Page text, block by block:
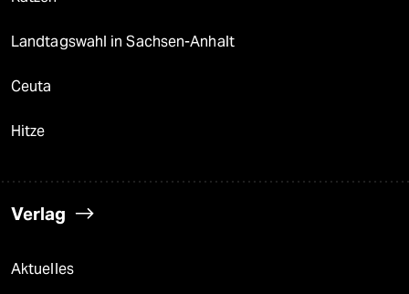
Landtagswahl in Sachsen-Anhalt
Ceuta
Hitze
Verlag
Aktuelles